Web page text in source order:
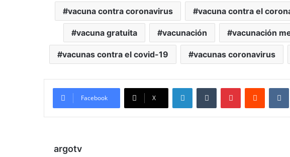
vacuna contra coronavirus vacuna contra el
vacuna gratuita vacunación vacunación
vacunas contra el covid-19 vacunas coronavirus
Facebook X
LinkedInTumblr PinterestReddit
argotv